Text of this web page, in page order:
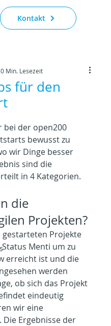
Kontakt
für den
Min. Lesezeit
bei der open200
bewusst zu
wir Dinge besser
sind die
in 4 Kategorien.
die
Projekten?
Projekte
Menti um zu
erreicht ist und die
werden
ob sich das Projekt
eindeutig
wir eine
Ergebnisse der